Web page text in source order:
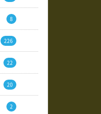
8
226
22
20
2